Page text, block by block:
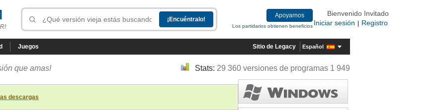
Apoyarnos
Los partidarios obtienen beneficios
Bienvenido Invitado
Iniciar sesión
Registro
Juegos Sitio de Legacy Español
que amas! Stats: 29 360 versiones de programas 1 949
descargas